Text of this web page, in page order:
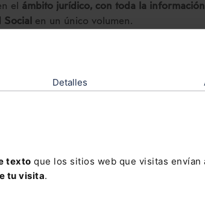
Detalles
texto que los sitios web que visitas envían
tu visita.
el ámbito jurídico, con toda la información
Social en un único volumen.
Social incluye: . El servicio “
. Un servicio de
disponible también en el siguiente